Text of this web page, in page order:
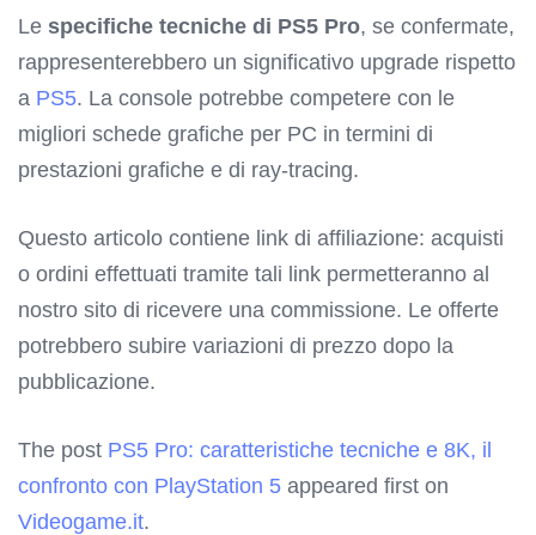
Le specifiche tecniche di PS5 Pro, se confermate,
rappresenterebbero un significativo upgrade rispetto
a PS5. La console potrebbe competere con le
migliori schede grafiche per PC in termini di
prestazioni grafiche e di ray-tracing.
Questo articolo contiene link di affiliazione: acquisti
o ordini effettuati tramite tali link permetteranno al
nostro sito di ricevere una commissione. Le offerte
potrebbero subire variazioni di prezzo dopo la
pubblicazione.
The post PS5 Pro: caratteristiche tecniche e 8K, il
confronto con PlayStation 5 appeared first on
Videogame.it.